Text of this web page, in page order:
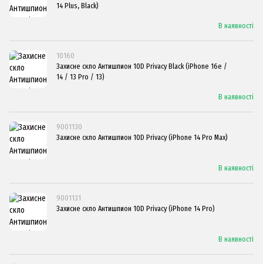
14 Plus, Black)
В наявності
10160
Захисне скло Антишпион 10D Privacy Black (iPhone 16e /
14 / 13 Pro / 13)
В наявності
9001130
Захисне скло Антишпион 10D Privacy (iPhone 14 Pro Max)
В наявності
9001131
Захисне скло Антишпион 10D Privacy (iPhone 14 Pro)
В наявності